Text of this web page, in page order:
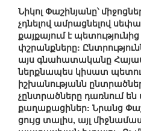
Նիկոլ Փաշինյանը՝
չդնելով ամրացնելով
քայքայում է
փշրանքները:
այս գնահատականը
ներքնապես կիսատ
իշխանությանն
չընտրածները դառնում են
քաղաքացիներ: Նրանց
ցույց տալիս, այլ